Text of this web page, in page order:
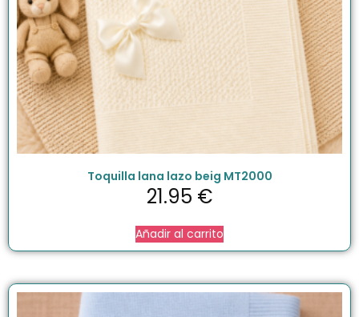
Toquilla lana lazo beig MT2000
21.95 €
Añadir al carrito